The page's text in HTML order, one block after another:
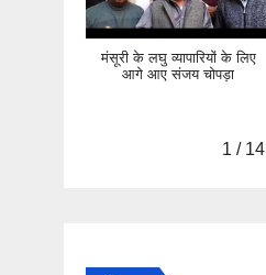
मंसूरी के लघु व्यापारियों के लिए
आगे आए संजय चोपड़ा
1 / 14